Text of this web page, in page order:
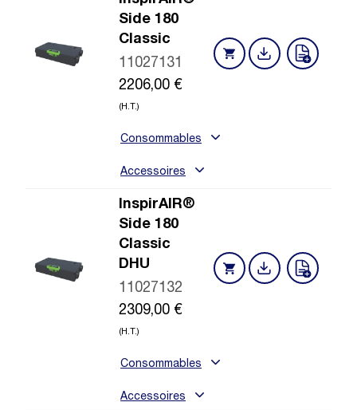
Side 180
Classic
11027131
2206,00 €
(H.T.)
Consommables
Accessoires
InspirAIR®
Side 180
Classic
DHU
11027132
2309,00 €
(H.T.)
Consommables
Accessoires